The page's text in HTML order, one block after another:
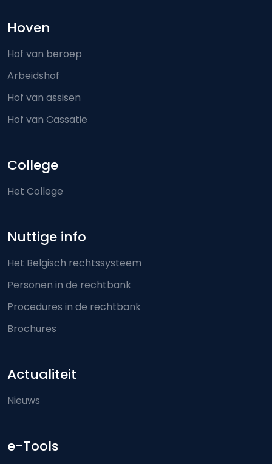
Hoven
Hof van beroep
Arbeidshof
Hof van assisen
Hof van Cassatie
College
Het College
Nuttige info
Het Belgisch rechtssysteem
Personen in de rechtbank
Procedures in de rechtbank
Brochures
Actualiteit
Nieuws
e-Tools